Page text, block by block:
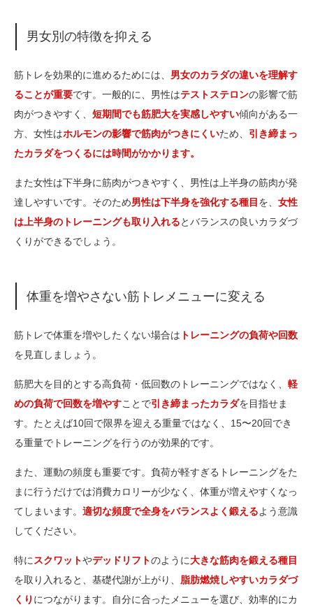
男女別の特徴を抑える
筋トレを効果的に進めるためには、 男女のカラダの違いを理解す
ることが重要です。一般的に、男性はテストステロンの影響で筋
肉がつきやすく、 短期間でも筋肥大を実感しやすい傾向がある一
方、女性はホルモンの影響で筋肉がつきにくいため、 引き締まっ
たカラダをつくるには時間がかかります。
また女性は下半身に筋肉がつきやすく、男性は上半身の筋肉が発
達しやすいです。そのため男性は下半身を強化する種目 を、 女性
は上半身のトレーニングも取り入れるとバランスの良いカラダづ
くりができるでしょう。
体重を増やさない筋トレメニューに変える
筋トレで体重を増やしたくない場合は トレーニングの負荷や回数
を見直しましょう。
筋肥大を目的とする高負荷・低回数のトレーニングではなく、 軽
めの負荷で回数を増やすことで引き締まったカラダを目指せま
す。たとえば10回で限界を迎える重量ではなく、15〜20回でき
る重量でトレーニングを行うのが効果的です。
また、運動の頻度も重要です。負荷が軽すぎるトレーニングをた
まに行うだけでは消費カロリーが少なく、体重が増えやすくなっ
てしまいます。 適切な頻度で全身をバランスよく鍛えるよう意識
してください。
特に スクワットやデッドリフトのように大きな筋肉を鍛える種目
を取り入れると、基礎代謝が上がり、 脂肪燃焼しやすいカラダづ
くり につながります。自分に合ったメニューを選び、効率的にカ